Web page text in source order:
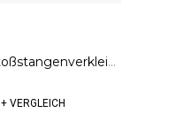
Abdeckung Blende Stoßstangenverkleidung Ford Fiesta 5 V rechts 6S6119952ADW
+ VERGLEICH